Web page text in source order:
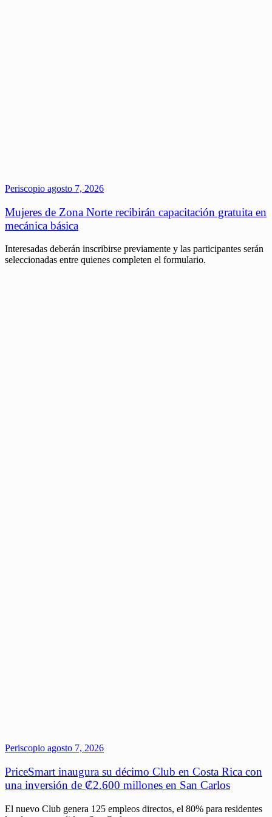
Periscopio agosto 7, 2026
Mujeres de Zona Norte recibirán capacitación gratuita en
mecánica básica
Interesadas deberán inscribirse previamente y las participantes serán
seleccionadas entre quienes completen el formulario.
Periscopio agosto 7, 2026
PriceSmart inaugura su décimo Club en Costa Rica con
una inversión de ₡2.600 millones en San Carlos
El nuevo Club genera 125 empleos directos, el 80% para residentes